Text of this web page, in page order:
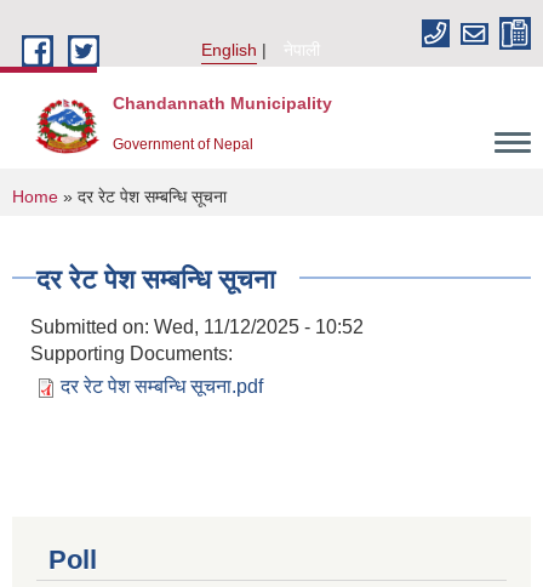
English
नेपाली
Chandannath Municipality
Government of Nepal
You are here
Home » दर रेट पेश सम्बन्धि सूचना
दर रेट पेश सम्बन्धि सूचना
Submitted on: Wed, 11/12/2025 - 10:52
Supporting Documents:
दर रेट पेश सम्बन्धि सूचना.pdf
Poll